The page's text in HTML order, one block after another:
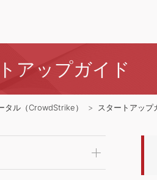
アップガイド
ル（CrowdStrike） スタートアップ